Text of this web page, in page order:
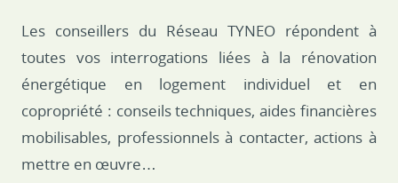
Les conseillers du Réseau TYNEO répondent à
toutes vos interrogations liées à la rénovation
énergétique en logement individuel et en
copropriété : conseils techniques, aides financières
mobilisables, professionnels à contacter, actions à
mettre en œuvre…